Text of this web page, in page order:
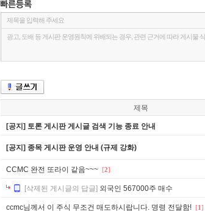
제목
[공지] 토론 게시판 게시글 검색 기능 종료 안내
[공지] 종목 게시판 운영 안내 (규제 강화)
CCMC 완전 또라이 같음~~~ [2]
[삭제된 게시글의 답글] 외국인 567000주 매수
ccmc님께서 이 주식 무조건 매도하시랍니다. 명령 전달함! [1]